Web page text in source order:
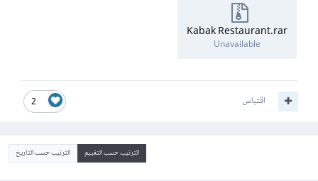
Kabak Restaurant.rar
Unavailable
2 اقتباس
الترتيب حسب التقييم الترتيب حسب التاريخ